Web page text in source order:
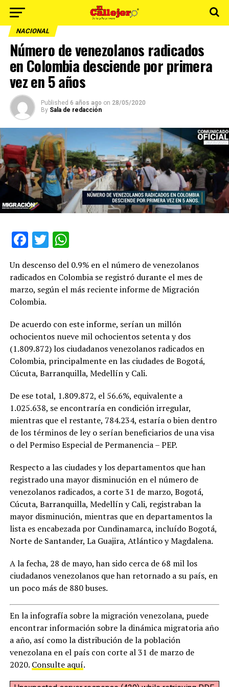
NACIONAL
Número de venezolanos radicados
en Colombia desciende por primera
vez en 5 años
Published 6 años ago on 28/05/2020
By Sala de redacción
Facebook
TwitterWhatsApp
Un descenso del 0.9% en el número de venezolanos
radicados en Colombia se registró durante el mes de
marzo, según el más reciente informe de Migración
Colombia.
De acuerdo con este informe, serían un millón
ochocientos nueve mil ochocientos setenta y dos
(‪1.809.872‬) los ciudadanos venezolanos radicados en
Colombia, principalmente en las ciudades de Bogotá,
Cúcuta, Barranquilla, Medellín y Cali.
De ese total, ‪1.809.872‬, el 56.6%, equivalente a
‪1.025.638‬, se encontraría en condición irregular,
mientras que el restante, ‪784.234‬, estaría o bien dentro
de los términos de ley o serían beneficiarios de una visa
o del Permiso Especial de Permanencia – PEP.
Respecto a las ciudades y los departamentos que han
registrado una mayor disminución en el número de
venezolanos radicados, a corte 31 de marzo, Bogotá,
Cúcuta, Barranquilla, Medellín y Cali, registraban la
mayor disminución, mientras que en departamentos la
lista es encabezada por Cundinamarca, incluído Bogotá,
Norte de Santander, La Guajira, Atlántico y Magdalena.
A la fecha, 28 de mayo, han sido cerca de 68 mil los
ciudadanos venezolanos que han retornado a su país, en
un poco más de 880 buses.
En la infografía sobre la migración venezolana, puede
encontrar información sobre la dinámica migratoria año
a año, así como la distribución de la población
venezolana en el país con corte al 31 de marzo de
2020. Consulte aquí.